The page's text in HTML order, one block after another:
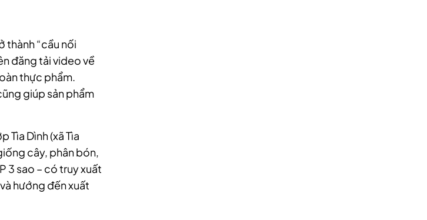
thành “cầu nối
đăng tải video về
thực phẩm.
giúp sản phẩm
Tìa Dình (xã Tìa
cây, phân bón,
3 sao – có truy xuất
hướng đến xuất